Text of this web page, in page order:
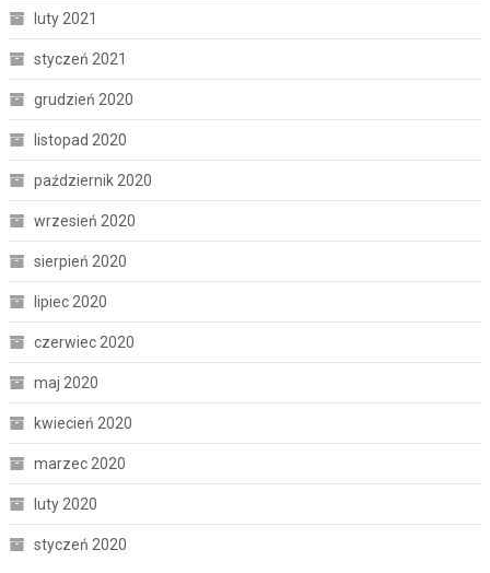
luty 2021
styczeń 2021
grudzień 2020
listopad 2020
październik 2020
wrzesień 2020
sierpień 2020
lipiec 2020
czerwiec 2020
maj 2020
kwiecień 2020
marzec 2020
luty 2020
styczeń 2020